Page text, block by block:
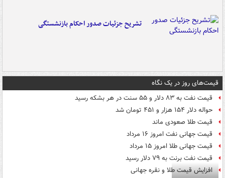
تشریح جزئیات صدور احکام بازنشستگی
قیمت‌های روز در یک نگاه
قیمت نفت به ۸۳ دلار و ۵۵ سنت در هر بشکه رسید
حواله دلار ۱۵۴ هزار و ۴۵۱ تومان شد
قیمت طلا صعودی ماند
قیمت جهانی نفت امروز ۱۶ مرداد
قیمت جهانی طلا امروز ۱۵ مرداد
قیمت نفت برنت به ۷۹ دلار رسید
افزایش قیمت طلا و نقره جهانی